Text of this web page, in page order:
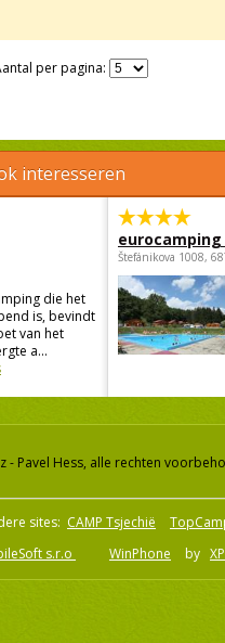
per pagina:
interesseren
die het
is, bevindt
van het
a...
Štefánikova 1008,
- Pavel Hess, alle rechten
sites: CAMP Tsjechië
s.r.o WinPhone by